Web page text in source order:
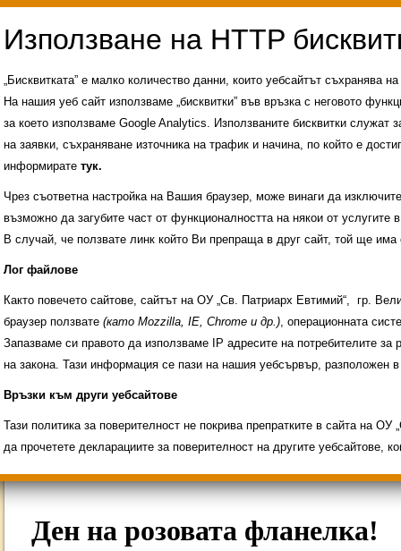
Свободни места за ученици
ИНОВАЦИЯ 2026
Олимпиади 2025/2026
Ден на розовата фланелка!
„Бисквитката” е малко количество данни, които уебсайтът съхранява
На нашия уеб сайт използваме „бисквитки” във връзка с неговото
за което използваме Google Analytics. Използваните бисквитки служат
на заявки, съхраняване източника на трафик и начина, по който е
информирате тук.
Чрез съответна настройка на Вашия браузер, може винаги да
възможно да загубите част от функционалността на някои от услугите
В случай, че ползвате линк който Ви препраща в друг сайт, той ще има
Лог файлове
Както повечето сайтове, сайтът на ОУ „Св. Патриарх Евтимий“, гр.
браузер ползвате (като Mozzilla, IE, Chrome и др.), операционната
Запазваме си правото да използваме IP адресите на потребителите
на закона. Тази информация се пази на нашия уебсървър,
Връзки към други уебсайтове
Тази политика за поверителност не покрива препратките в сайта на
да прочетете декларациите за поверителност на другите уебсайтове,